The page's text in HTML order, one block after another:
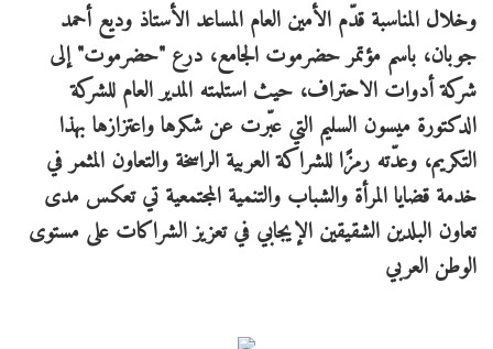
وخلال المناسبة قدّم الأمين العام المساعد الأستاذ وديع أحمد
جوبان، باسم مؤتمر حضرموت الجامع، درع "حضرموت" إلى
شركة أدوات الاحتراف، حيث استلمته المدير العام للشركة
الدكتورة ميسون السليم التي عبّرت عن شكرها واعتزازها بهذا
التكريم، وعدّته رمزًا للشراكة العربية الراسخة والتعاون المثمر في
خدمة قضايا المرأة والشباب والتنمية المجتمعية تي تعكس مدى
تعاون البلدين الشقيقين الإيجابي في تعزيز الشراكات على مستوى
الوطن العربي